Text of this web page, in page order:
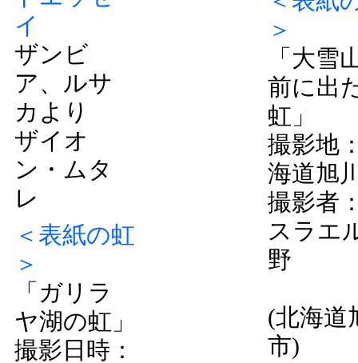
イ
ザンビ
ア、ルサ
カより
ザイオ
ン・ムタ
レ
＜表紙の虹
＞
「ガリラ
ヤ湖の虹」
撮影日時：
＞
「大雪
前に出
虹」
撮影地
海道旭
撮影者
スラエ
野
(北海道
市)